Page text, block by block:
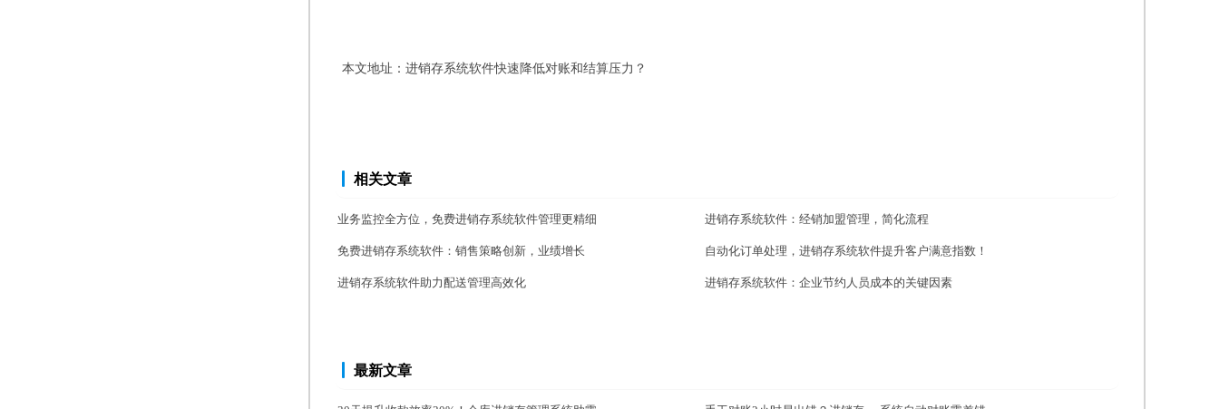
本文地址： 进销存系统软件快速降低对账和结算压力？
相关文章
业务监控全方位，免费进销存系统软件管理更精细 进销存系统软件：经销加盟管理，简化流程
免费进销存系统软件：销售策略创新，业绩增长 自动化订单处理，进销存系统软件提升客户满意指数！
进销存系统软件助力配送管理高效化 进销存系统软件：企业节约人员成本的关键因素
最新文章